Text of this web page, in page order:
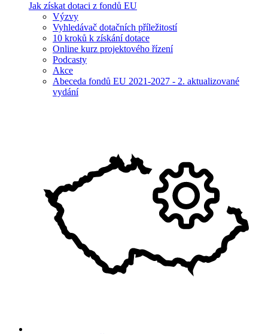
Jak získat dotaci z fondů EU
Výzvy
Vyhledávač dotačních příležitostí
10 kroků k získání dotace
Online kurz projektového řízení
Podcasty
Akce
Abeceda fondů EU 2021-2027 - 2. aktualizované
vydání